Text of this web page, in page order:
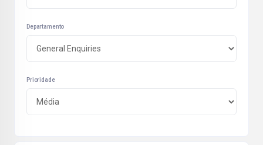
Departamento
Prioridade